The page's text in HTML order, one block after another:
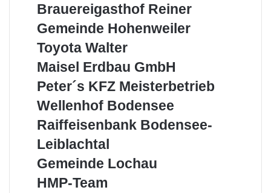
Brauereigasthof
Brauereigasthof Reiner
Gemeinde
Gemeinde Hohenweiler
Toyota
Walter
Toyota Walter
Maisel
GmbH
Maisel Erdbau GmbH
Peter
KFZ
Meisterbetrieb
Peter´s KFZ Meisterbetrieb
Wellenhof
Wellenhof Bodensee
Raiffeisenbank
Leiblachtal
Raiffeisenbank Bodensee-
Leiblachtal
Gemeinde
Gemeinde Lochau
HMP-
HMP-Team